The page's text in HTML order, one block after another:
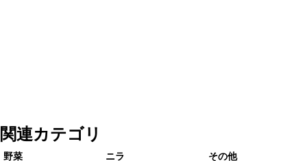
関連カテゴリ
野菜 ニラ その他